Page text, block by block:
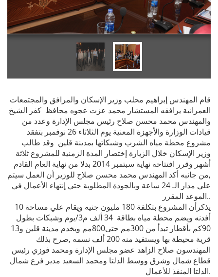
قام المهندس إبراهيم محلب وزير الإسكان والمرافق والمجتمعات
العمرانية يرافقه المستشار محمد عزت عجوه محافظ كفر الشيخ
والمهندس محمد محسن صلاح رئيس مجلس الإدارة وعدد من
قيادات الوزارة والأجهزة المعنية يوم الثلاثاء 26 نوفمبر بتفقد
مشروع محطة مياه الشرب وشبكاتها بمدينة قلين وقد طالب
وزير الإسكان خلال الزيارة إختصار المدة الزمنية للمشروع ثلاثة
أشهر وقرر افتتاحه نهاية سبتمبر 2014 بدلا من نهاية العام القادم
,من جانبه أكد المهندس محمد محسن صلاح للوزير أن العمل سيتم
علي مدار الـ 24 ساعة وبالجودة المطلوبة حتي إنتهاء الأعمال في
الموعد المقرر..
يذكرأن المشروع بتكلفة 180 مليون جنيه ويقام علي مساحة 10
أفدنه ويضم محطة مياه بطاقة 34 ألف م3/يوم وشبكات بطول
90كم بأقطار تبدأ من 300مم حتى800مم ويخدم مدينة قلين و13
قرية محيطة بها ويستفيد منه 200 ألف نسمه ,صرح بذلك
المهندسون صلاح الزاهد عضو مجلس الإدارة ومحمد فوزي رئيس
قطاع شمال وشرق ووسط الدلتا ومحمد السعيد مدير فرع شمال
الدلتا المنفذ للأعمال.